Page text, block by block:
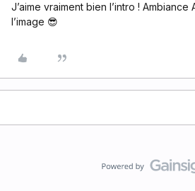
J’aime vraiment bien l’intro ! Ambiance
l’image 😎